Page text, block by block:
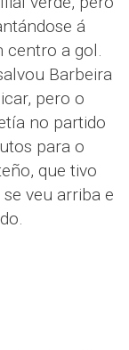
á
centro a gol.
Barbeira
pero o
no partido
para o
que tivo
veu arriba e